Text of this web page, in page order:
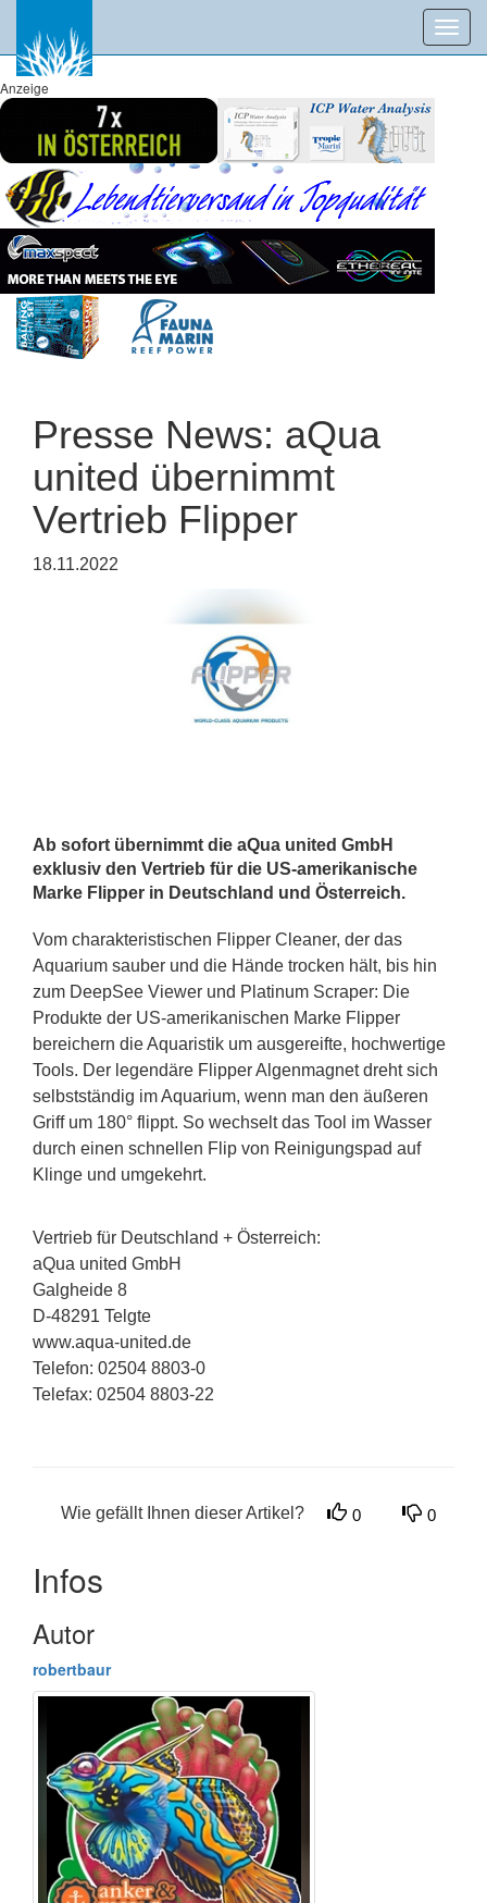
Anzeige
Presse News: aQua
united übernimmt
Vertrieb Flipper
18.11.2022
Ab sofort übernimmt die aQua united GmbH
exklusiv den Vertrieb für die US-amerikanische
Marke Flipper in Deutschland und Österreich.
Vom charakteristischen Flipper Cleaner, der das
Aquarium sauber und die Hände trocken hält, bis hin
zum DeepSee Viewer und Platinum Scraper: Die
Produkte der US-amerikanischen Marke Flipper
bereichern die Aquaristik um ausgereifte, hochwertige
Tools. Der legendäre Flipper Algenmagnet dreht sich
selbstständig im Aquarium, wenn man den äußeren
Griff um 180° flippt. So wechselt das Tool im Wasser
durch einen schnellen Flip von Reinigungspad auf
Klinge und umgekehrt.
Vertrieb für Deutschland + Österreich:
aQua united GmbH
Galgheide 8
D-48291 Telgte
www.aqua-united.de
Telefon: 02504 8803-0
Telefax: 02504 8803-22
Wie gefällt Ihnen dieser Artikel? 0 0
Infos
Autor
robertbaur